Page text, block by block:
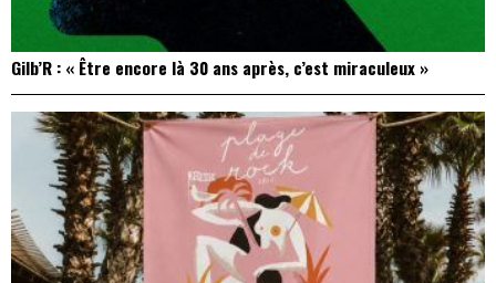
Gilb’R : « Être encore là 30 ans après, c’est miraculeux »